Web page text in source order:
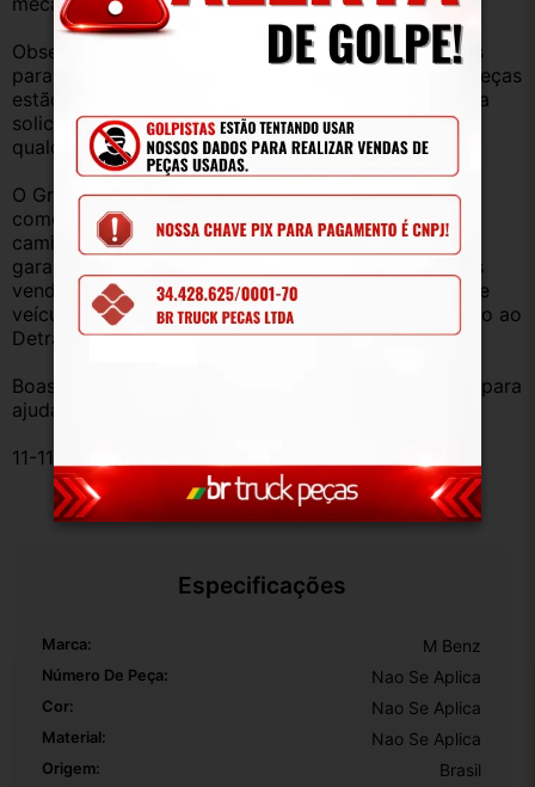
Observação: Considerando que recebemos veículos
para retirada de peças diariamente, nem todas as peças
estão anunciadas, desta forma, fique à vontade para
solicitar qualquer peça, de qualquer veículo, em
qualquer um de nossos anúncios.
O Grupo Br Truck Peças está há 25 anos
comercializando peças para caminhões, vans,
caminhonetes, automóveis e utilitários. Todas com
garantia de procedência e funcionamento. Produtos
vendidos somente com Nota Fiscal e proveniente de
veículo sucata – TODOS devidamente baixados junto ao
Detran.
Boas compras e sempre que precisar estamos aqui para
ajudar!
11-110990
Especificações
Marca: M Benz
Número De Peça: Nao Se Aplica
Cor: Nao Se Aplica
Material: Nao Se Aplica
Origem: Brasil